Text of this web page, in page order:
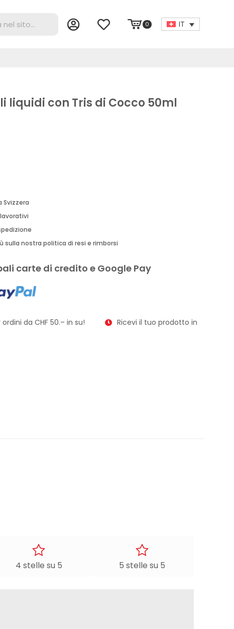
0 IT
liquidi con Tris di Cocco 50ml
sulla nostra politica di resi e rimborsi
carte di credito e Google Pay
da CHF 50.– in su! Ricevi il tuo prodotto in soli 2–3
4 stelle su 5 5 stelle su 5